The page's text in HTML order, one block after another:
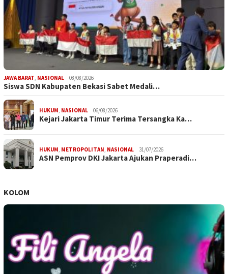
JAWA BARAT NASIONAL 08/08/2026
Siswa SDN Kabupaten Bekasi Sabet Medali…
HUKUM NASIONAL 06/08/2026
Kejari Jakarta Timur Terima Tersangka Ka…
HUKUM METROPOLITAN NASIONAL 31/07/2026
ASN Pemprov DKI Jakarta Ajukan Praperadi…
KOLOM